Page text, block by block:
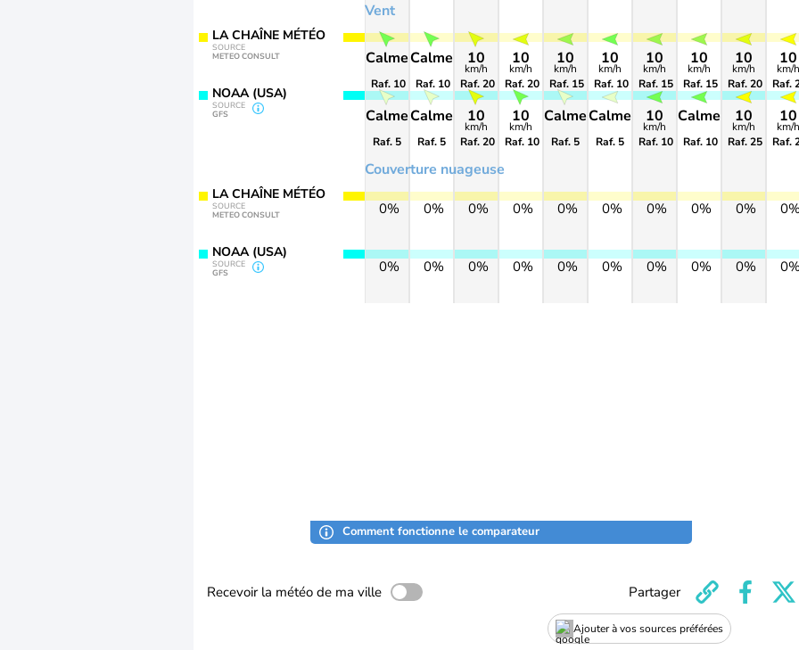
LA CHAÎNE MÉTÉO
SOURCE
METEO CONSULT
NOAA (USA)
SOURCE
GFS
LA CHAÎNE MÉTÉO
SOURCE
METEO CONSULT
NOAA (USA)
SOURCE
GFS
Vent
Couverture nuageuse
Calme
Raf. 10
Calme
Raf. 5
0%
0%
Calme
Raf. 10
Calme
Raf. 5
0%
0%
10
km/h
Raf. 20
10
km/h
Raf. 20
0%
0%
10
km/h
Raf. 20
10
km/h
Raf. 10
0%
0%
10
km/h
Raf. 15
Calme
Raf. 5
0%
0%
10
km/h
Raf. 10
Calme
Raf. 5
0%
0%
10
km/h
Raf. 15
10
km/h
Raf. 10
0%
0%
10
km/h
Raf. 15
Calme
Raf. 10
0%
0%
10
km/h
Raf. 20
10
km/h
Raf. 25
0%
0%
10
km/h
Raf.
10
km/h
Raf.
0%
0%
Comment fonctionne le comparateur
Recevoir la météo de ma ville
Ajouter à vos sources préférées
Partager